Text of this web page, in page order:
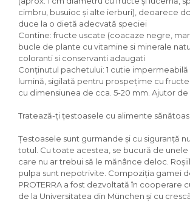
Igiena Iazuri
Conditioner apa iaz
Hrana pesti iazuri
Teste apa iaz
Filtre iaz
Pompe iaz
Incalzitor Iaz
Cai
Toaletare cai
Casti echitatie
Accesorii cai
cimbru, busuioc și alte ierburi), deoarece
duce la o dietă adecvată speciei
Contine: fructe uscate (coacaze negre,
bucle de plante cu vitamine si minerale
coloranti si conservanti adaugati
Conținutul pachetului: 1 cutie impermeabilă
lumină, sigilată pentru prospețime cu
cu dimensiunea de cca. 5-20 mm. Ajutor
Tratează-ți țestoasele cu alimente
Țestoasele sunt gurmande și cu siguranță
totul. Cu toate acestea, se bucură de
care nu ar trebui să le mănânce deloc.
pulpa sunt nepotrivite. Compoziția gamei
PROTERRA a fost dezvoltată în cooperare
de la Universitatea din München și cu